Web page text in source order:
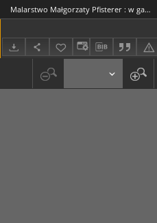
Malarstwo Małgorzaty Pfisterer : w galerii "m" Klubu Kuźnia